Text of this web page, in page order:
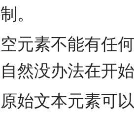
制。
空元素不能有任
自然没办法在开
原始文本元素可